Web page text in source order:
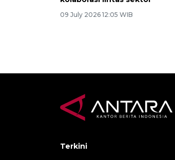
09 July 2026 12:05 WIB
Terkini